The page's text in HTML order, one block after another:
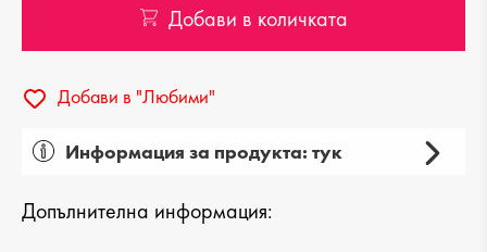
Добави в количката
Добави в "Любими"
Информация за продукта: тук
Вид на продукта: ежедневни
Допълнителна информация: